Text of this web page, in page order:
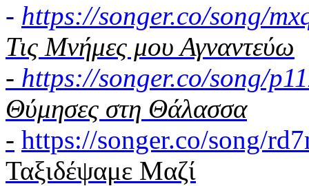
- https://songer.co/song/
Τις Μνήμες μου Αγναντεύω
- https://songer.co/song/
Θύμησες στη Θάλασσα
- https://songer.co/song/
Ταξιδέψαμε Μαζί